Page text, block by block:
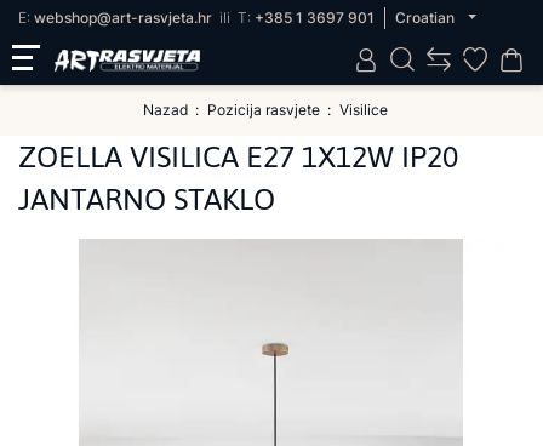
E: webshop@art-rasvjeta.hr ili T: +385 1 3697 901 Croatian
Nazad Pozicija rasvjete Visilice
ZOELLA VISILICA E27 1X12W IP20
JANTARNO STAKLO